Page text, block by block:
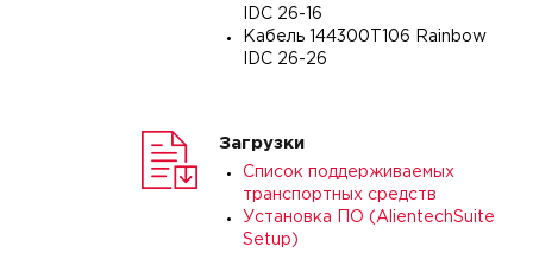
IDC 26-16
Кабель 144300T106 Rainbow
IDC 26-26
Загрузки
Список поддерживаемых
транспортных средств
Установка ПО (AlientechSuite
Setup)